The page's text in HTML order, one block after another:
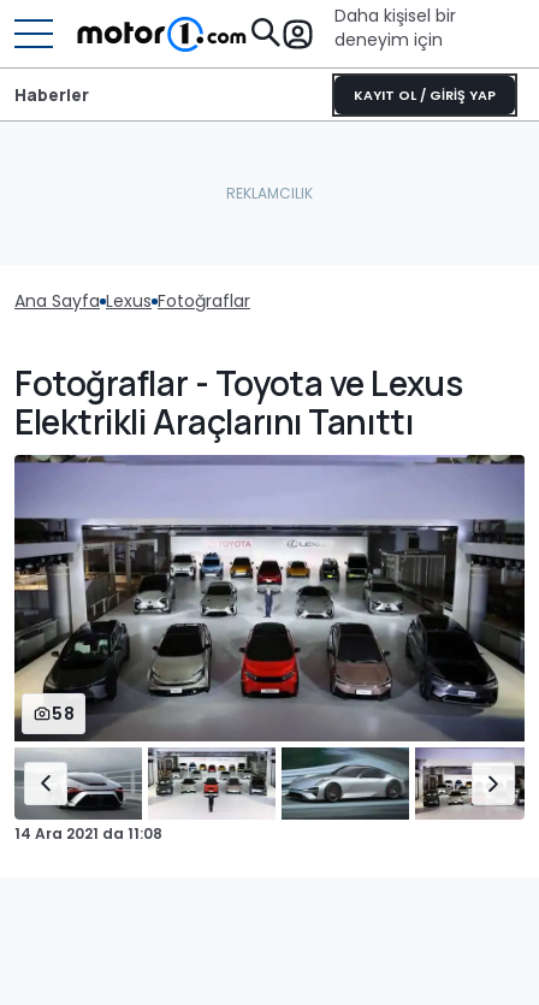
Daha kişisel bir
deneyim için
KAYIT OL / GİRİŞ YAP
Haberler
Ana Sayfa Lexus Fotoğraflar
Fotoğraflar - Toyota ve Lexus
Elektrikli Araçlarını Tanıttı
58
14 Ara 2021 da 11:08